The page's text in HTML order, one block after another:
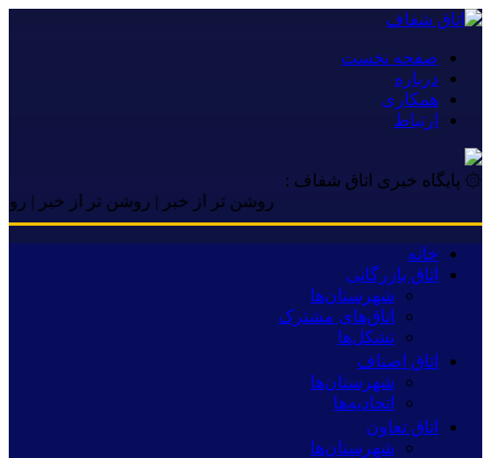
صفحه نخست
درباره
همکاری
ارتباط
۞ پایگاه خبری اتاق شفاف :
روشن تر از خبر | روشن تر از خبر | روشن
خانه
اتاق بازرگانی
شهرستان‌ها
اتاق‌های مشترک
تشکل‌ها
اتاق اصناف
شهرستان‌ها
اتحادیه‌ها
اتاق تعاون
شهرستان‌ها